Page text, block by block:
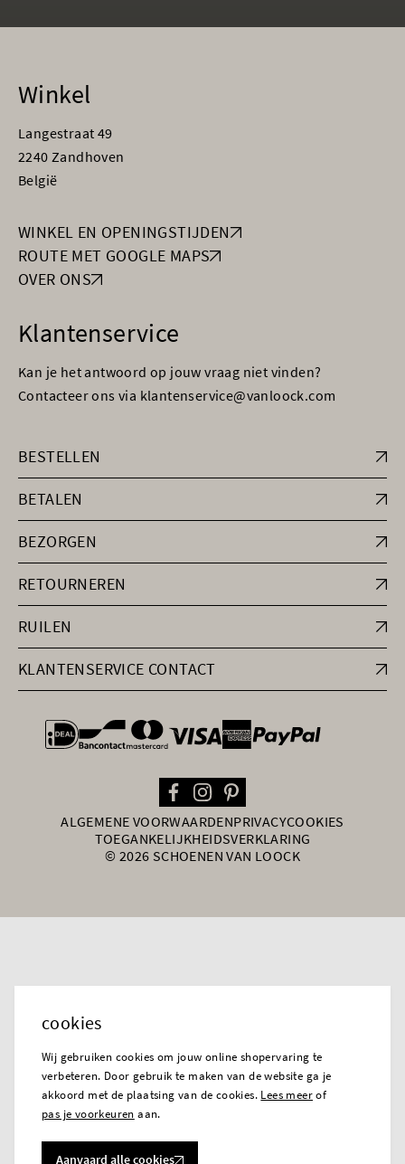
Winkel
Langestraat 49
2240 Zandhoven
België
WINKEL EN OPENINGSTIJDEN
ROUTE MET GOOGLE MAPS
OVER ONS
Klantenservice
Kan je het antwoord op jouw vraag niet vinden?
Contacteer ons via klantenservice@vanloock.com
BESTELLEN
BETALEN
BEZORGEN
RETOURNEREN
RUILEN
KLANTENSERVICE CONTACT
general.paymentOptions
ALGEMENE VOORWAARDENPRIVACYCOOKIES
TOEGANKELIJKHEIDSVERKLARING
© 2026 SCHOENEN VAN LOOCK
cookies
Wij gebruiken cookies om jouw online shopervaring te
verbeteren. Door gebruik te maken van de website ga je
akkoord met de plaatsing van de cookies. Lees meerof
pas je voorkeuren aan.
Aanvaard alle cookies